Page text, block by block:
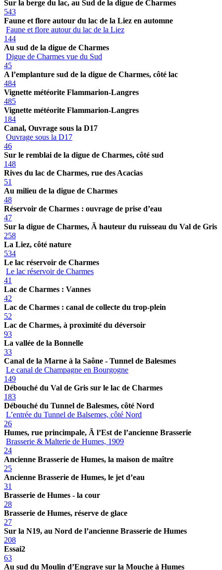
Sur la berge du lac, au Sud de la digue de Charmes
543
Faune et flore autour du lac de la Liez en automne
Faune et flore autour du lac de la Liez
144
Au sud de la digue de Charmes
Digue de Charmes vue du Sud
45
A l’emplanture sud de la digue de Charmes, côté lac
484
Vignette météorite Flammarion-Langres
485
Vignette météorite Flammarion-Langres
184
Canal, Ouvrage sous la D17
Ouvrage sous la D17
46
Sur le remblai de la digue de Charmes, côté sud
148
Rives du lac de Charmes, rue des Acacias
51
Au milieu de la digue de Charmes
48
Réservoir de Charmes : ouvrage de prise d’eau
47
Sur la digue de Charmes, Ã hauteur du ruisseau du Val de Gris
258
La Liez, côté nature
534
Le lac réservoir de Charmes
Le lac réservoir de Charmes
41
Lac de Charmes : Vannes
42
Lac de Charmes : canal de collecte du trop-plein
52
Lac de Charmes, à proximité du déversoir
93
La vallée de la Bonnelle
33
Canal de la Marne à la Saône - Tunnel de Balesmes
Le canal de Champagne en Bourgogne
149
Débouché du Val de Gris sur le lac de Charmes
183
Débouché du Tunnel de Balesmes, côté Nord
L’entrée du Tunnel de Balsemes, côté Nord
26
Humes, rue princimpale, Ã l’Est de l’ancienne Brasserie
Brasserie & Malterie de Humes, 1909
24
Ancienne Brasserie de Humes, la maison de maître
25
Ancienne Brasserie de Humes, le jet d’eau
31
Brasserie de Humes - la cour
28
Brasserie de Humes, réserve de glace
27
Sur la N19, au Nord de l’ancienne Brasserie de Humes
208
Essai2
63
Au sud du Moulin d’Engrave sur la Mouche à Humes